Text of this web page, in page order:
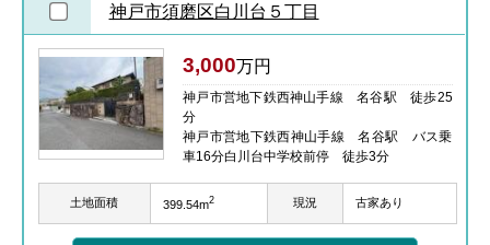
神戸市須磨区白川台５丁目
3,000万円
神戸市営地下鉄西神山手線 名谷駅 徒歩25
分
神戸市営地下鉄西神山手線 名谷駅 バス乗
車16分白川台中学校前停 徒歩3分
土地面積 399.54m2 現況 古家あり